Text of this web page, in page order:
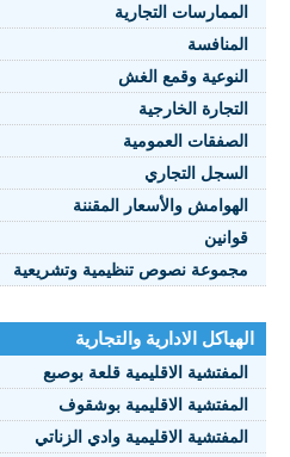
الممارسات التجارية
المنافسة
النوعية وقمع الغش
التجارة الخارجية
الصفقات العمومية
السجل التجاري
الهوامش والأسعار المقننة
قوانين
مجموعة نصوص تنظيمية وتشريعية
الهياكل الادارية والتجارية
المفتشية الاقليمية قلعة بوصبع
المفتشية الاقليمية بوشقوف
المفتشية الاقليمية وادي الزناتي